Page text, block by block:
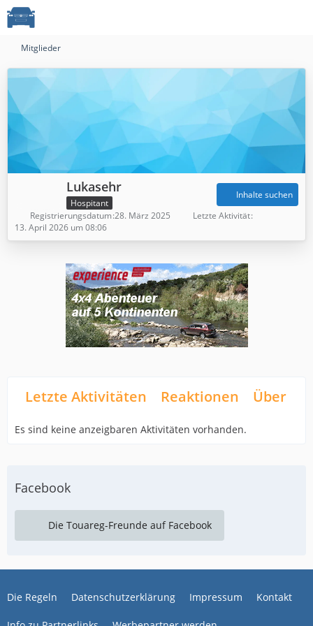
Mitglieder
Lukasehr
Hospitant
Inhalte suchen
Registrierungsdatum 28. März 2025
Letzte Aktivität
13. April 2026 um 08:06
Letzte Aktivitäten Reaktionen Über
Es sind keine anzeigbaren Aktivitäten vorhanden.
Facebook
Die Touareg-Freunde auf Facebook
Die Regeln Datenschutzerklärung Impressum Kontakt